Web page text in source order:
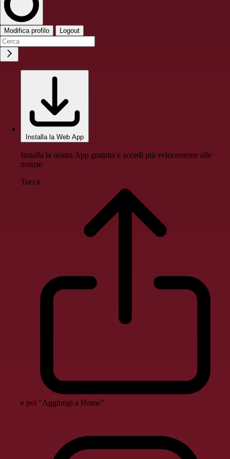
Modifica profilo Logout
Installa la Web App
Installa la nostra App gratuita e accedi più velocemente alle
notizie
Tocca
e poi "Aggiungi a Home"